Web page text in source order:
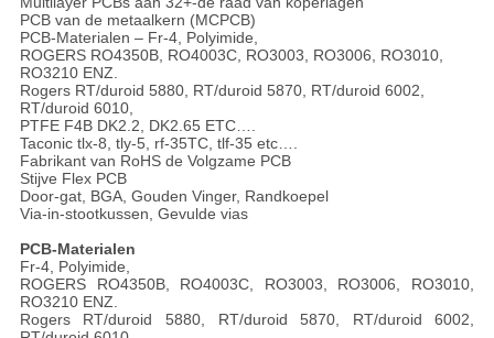
PCB van de metaalkern (MCPCB)
PCB-Materialen – Fr-4, Polyimide,
ROGERS RO4350B, RO4003C, RO3003, RO3006, RO3010,
RO3210 ENZ.
Rogers RT/duroid 5880, RT/duroid 5870, RT/duroid 6002,
RT/duroid 6010,
PTFE F4B DK2.2, DK2.65 ETC….
Taconic tlx-8, tly-5, rf-35TC, tlf-35 etc….
Fabrikant van RoHS de Volgzame PCB
Stijve Flex PCB
Door-gat, BGA, Gouden Vinger, Randkoepel
Via-in-stootkussen, Gevulde vias
PCB-Materialen
Fr-4, Polyimide,
ROGERS RO4350B, RO4003C, RO3003, RO3006, RO3010,
RO3210 ENZ.
Rogers RT/duroid 5880, RT/duroid 5870, RT/duroid 6002,